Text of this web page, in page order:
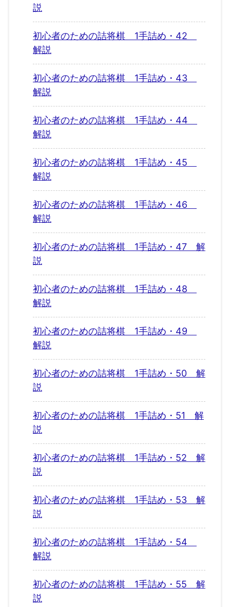
説
初心者のための詰将棋 1手詰め・42
解説
初心者のための詰将棋 1手詰め・43
解説
初心者のための詰将棋 1手詰め・44
解説
初心者のための詰将棋 1手詰め・45
解説
初心者のための詰将棋 1手詰め・46
解説
初心者のための詰将棋 1手詰め・47 解
説
初心者のための詰将棋 1手詰め・48
解説
初心者のための詰将棋 1手詰め・49
解説
初心者のための詰将棋 1手詰め・50 解
説
初心者のための詰将棋 1手詰め・51 解
説
初心者のための詰将棋 1手詰め・52 解
説
初心者のための詰将棋 1手詰め・53 解
説
初心者のための詰将棋 1手詰め・54
解説
初心者のための詰将棋 1手詰め・55 解
説